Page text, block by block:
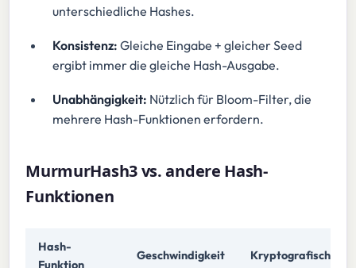
unterschiedliche Hashes.
Konsistenz: Gleiche Eingabe + gleicher Seed
ergibt immer die gleiche Hash-Ausgabe.
Unabhängigkeit: Nützlich für Bloom-Filter, die
mehrere Hash-Funktionen erfordern.
MurmurHash3 vs. andere Hash-
Funktionen
Hash-
Funktion
Geschwindigkeit Kryptografisch